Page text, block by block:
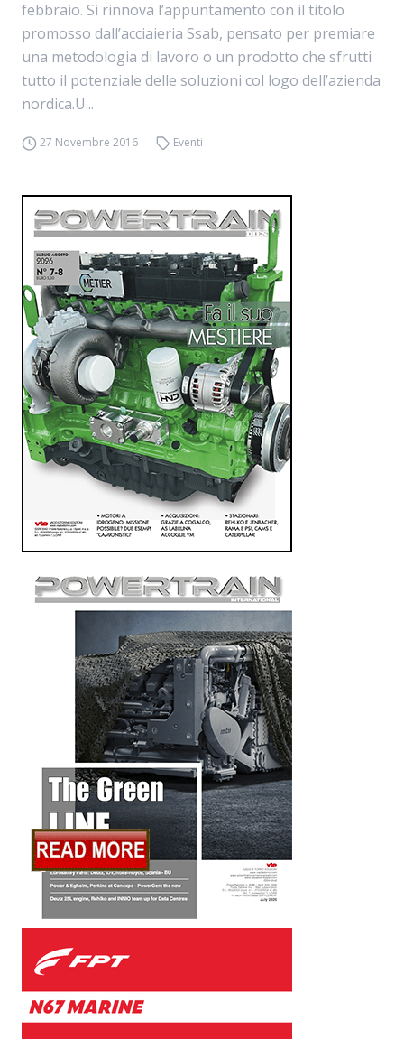
febbraio. Si rinnova l’appuntamento con il titolo
promosso dall’acciaieria Ssab, pensato per premiare
una metodologia di lavoro o un prodotto che sfrutti
tutto il potenziale delle soluzioni col logo dell’azienda
nordica.U...
27 Novembre 2016 Eventi